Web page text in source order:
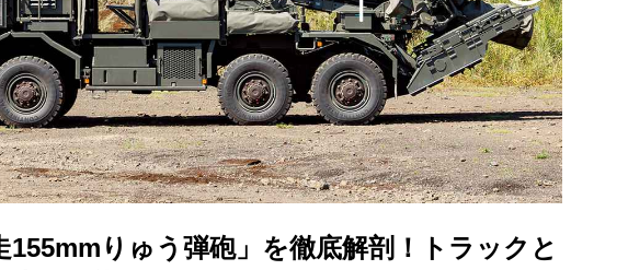
155mmりゅう弾砲」を徹底解剖！トラックと